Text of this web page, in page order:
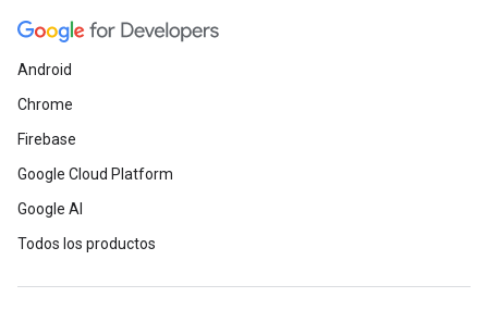
Android
Chrome
Firebase
Google Cloud Platform
Google AI
Todos los productos